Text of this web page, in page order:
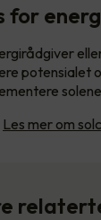
for
potensialet
Les mer om